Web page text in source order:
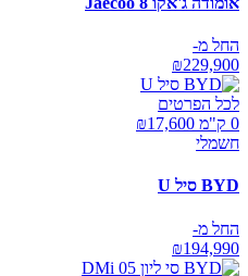
החל מ-
₪229,900
לכל הפרטים
0 ק"מ ₪
17,600
חשמלי
BYD סיל U
החל מ-
₪194,990